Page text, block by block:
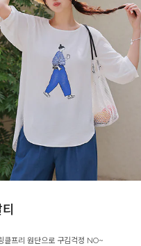
클프리 원단으로 구김걱정 NO~